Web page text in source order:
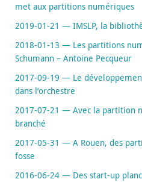
met aux partitions numériques
2019-01-21 — IMSLP, la
2018-01-13 — Les partitions
Schumann – Antoine Pecqueur
2017-09-19 — Le
dans l’orchestre
2017-07-21 — Avec la partition
branché
2017-05-31 — A Rouen, des
fosse
2016-06-24 — Des start-up